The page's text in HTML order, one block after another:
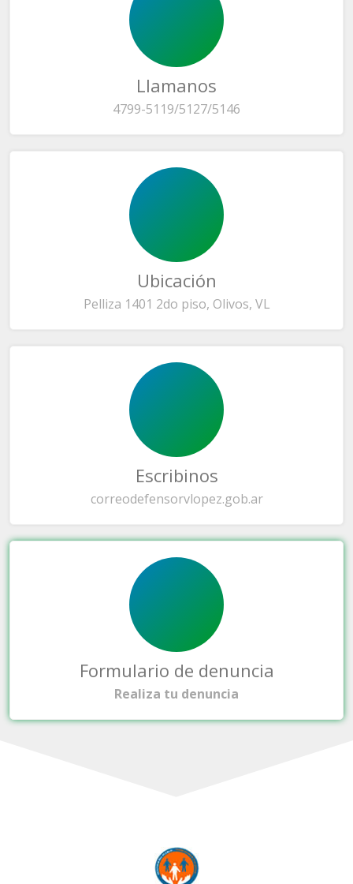
Llamanos
4799-5119/5127/5146
Ubicación
Pelliza 1401 2do piso, Olivos, VL
Escribinos
correodefensorvlopez.gob.ar
Formulario de denuncia
Realiza tu denuncia